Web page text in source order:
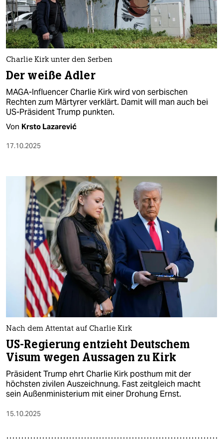
nord
wahrheit
verlag
verlag
veranstaltungen
shop
fragen & hilfe
genossenschaft
epaper login
Charlie Kirk unter den Serben
Der weiße Adler
MAGA-Influencer Charlie Kirk wird von serbischen
Rechten zum Märtyrer verklärt. Damit will man auch bei
US-Präsident Trump punkten.
Von Krsto Lazarević
17.10.2025
Nach dem Attentat auf Charlie Kirk
US-Regierung entzieht Deutschem
Visum wegen Aussagen zu Kirk
Präsident Trump ehrt Charlie Kirk posthum mit der
höchsten zivilen Auszeichnung. Fast zeitgleich macht
sein Außenministerium mit einer Drohung Ernst.
15.10.2025